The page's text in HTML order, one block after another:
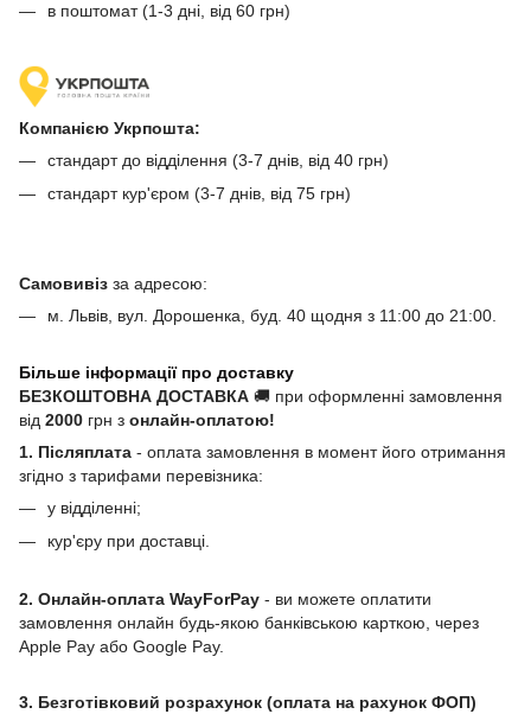
в поштомат (1-3 дні, від 60 грн)
Компанією Укрпошта:
стандарт до відділення (3-7 днів, від 40 грн)
стандарт кур'єром (3-7 днів, від 75 грн)
Самовивіз за адресою:
м. Львів, вул. Дорошенка, буд. 40 щодня з 11:00 до 21:00.
Більше інформації про доставку
БЕЗКОШТОВНА ДОСТАВКА 🚚 при оформленні замовлення
від 2000 грн з онлайн-оплатою!
1. Післяплата - оплата замовлення в момент його отримання
згідно з тарифами перевізника:
у відділенні;
кур'єру при доставці.
2. Онлайн-оплата WayForPay - ви можете оплатити
замовлення онлайн будь-якою банківською карткою, через
Apple Pay або Google Pay.
3. Безготівковий розрахунок (оплата на рахунок ФОП)